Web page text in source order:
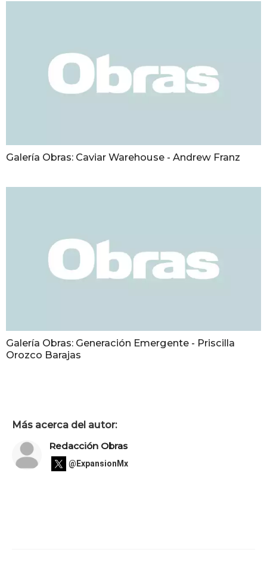
Galería Obras: Caviar Warehouse - Andrew Franz
Galería Obras: Generación Emergente - Priscilla
Orozco Barajas
Más acerca del autor:
Redacción Obras
@ExpansionMx